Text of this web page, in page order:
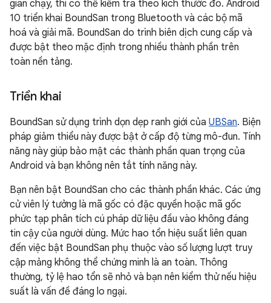
gian chạy, thì có thể kiểm tra theo kích thước đó. Android
10 triển khai BoundSan trong Bluetooth và các bộ mã
hoá và giải mã. BoundSan do trình biên dịch cung cấp và
được bật theo mặc định trong nhiều thành phần trên
toàn nền tảng.
Triển khai
BoundSan sử dụng trình dọn dẹp ranh giới của UBSan. Biện
pháp giảm thiểu này được bật ở cấp độ từng mô-đun. Tính
năng này giúp bảo mật các thành phần quan trọng của
Android và bạn không nên tắt tính năng này.
Bạn nên bật BoundSan cho các thành phần khác. Các ứng
cử viên lý tưởng là mã gốc có đặc quyền hoặc mã gốc
phức tạp phân tích cú pháp dữ liệu đầu vào không đáng
tin cậy của người dùng. Mức hao tổn hiệu suất liên quan
đến việc bật BoundSan phụ thuộc vào số lượng lượt truy
cập mảng không thể chứng minh là an toàn. Thông
thường, tỷ lệ hao tổn sẽ nhỏ và bạn nên kiểm thử nếu hiệu
suất là vấn đề đáng lo ngại.